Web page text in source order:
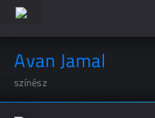
Avan Jamal
színész